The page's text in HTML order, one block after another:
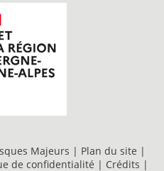
Majeurs | Plan du site |
de confidentialité | Crédits |